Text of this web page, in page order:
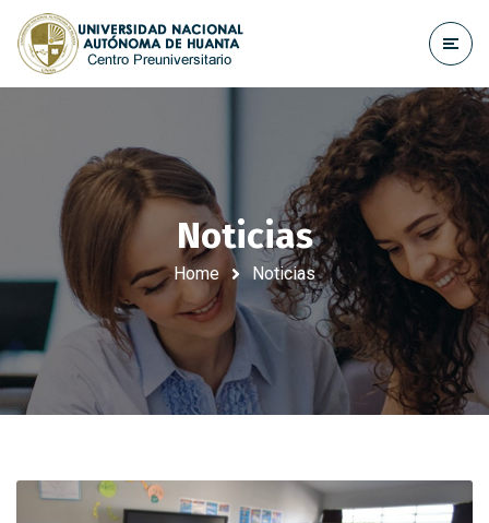
Noticias
Home Noticias